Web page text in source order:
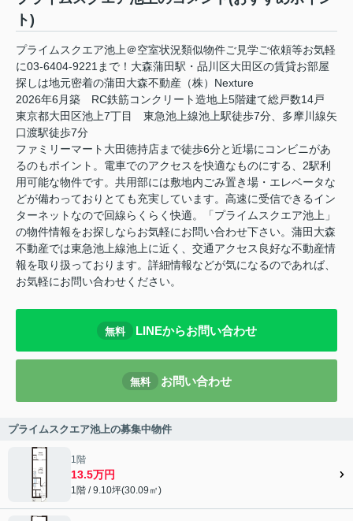
ト)
プライムスクエア池上＠空室状況類似物件ご見学ご依頼等お気軽
に03-6404-9221まで！大森蒲田駅・品川区大田区の賃貸お部屋
探しは地元密着の蒲田大森不動産（株）Nexture
2026年6月築 RC鉄筋コンクリート造地上5階建て総戸数14戸
東京都大田区池上7丁目 東急池上線池上駅徒歩7分、多摩川線矢
口渡駅徒歩7分
ファミリーマート大田徳持店まで徒歩6分と近場にコンビニがあ
るのもポイント。電車でのアクセスを快適なものにする、2駅利
用可能な物件です。共用部には敷地内ごみ置き場・エレベータな
どが備わっておりとても充実しています。高速に受信できるイン
ターネットなので回線らくらく快適。「プライムスクエア池上」
の物件情報をお探しならお気軽にお問い合わせ下さい。蒲田大森
不動産では東急池上線池上に近く、交通アクセス良好な不動産情
報を取り扱っております。詳細情報などが気になるのであれば、
お気軽にお問い合わせください。
無料 LINEからお問い合わせ
無料 お問い合わせ
プライムスクエア池上の募集中物件
1階
13.5万円
1階 / 9.10坪(30.09㎡)